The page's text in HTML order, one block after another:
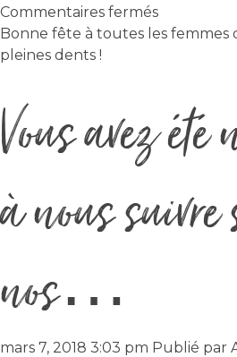
Commentaires ferméssur
Bonne
les
femmes
la…
Bonne fête à toutes les femmes
pleines dents !
Vous avez
à nous
nos…
mars 7, 2018 3:03 pm Publié par